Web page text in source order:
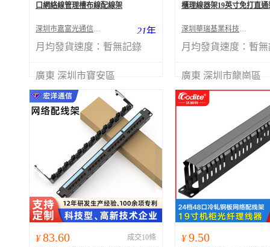
口網絡線管理槽布線配線架
深圳市嘉富光通信有限公司 21年
月均發貨速度： 暫無記錄
廣東 深圳市寶安區
櫃理線器架19英寸免打直通
深圳華瑞基業科技有限公司
月均發貨速度： 暫
廣東 深圳市龍崗區
¥ 83.60
成交10條
¥ 9.50